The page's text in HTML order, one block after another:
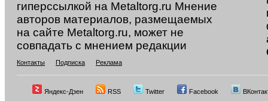
гиперссылкой на Metaltorg.ru Мнение
авторов материалов, размещаемых
на сайте Metaltorg.ru, может не
совпадать с мнением редакции
Контакты Подписка Реклама
Яндекс-Дзен RSS Twitter Facebook